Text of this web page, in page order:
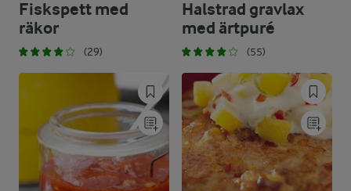
Fiskspett med
räkor
(29)
Halstrad gravlax
med ärtpuré
(55)